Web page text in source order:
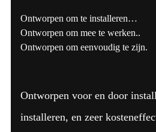
Ontworpen om te installeren…
Ontworpen om mee te werken..
Ontworpen om eenvoudig te zijn.
Ontworpen voor en door
installeren, en zeer